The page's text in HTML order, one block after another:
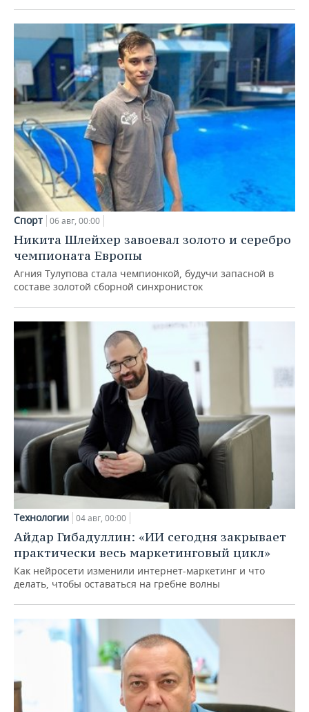
Спорт 06 авг, 00:00
Никита Шлейхер завоевал золото и серебро
чемпионата Европы
Агния Тулупова стала чемпионкой, будучи запасной в
составе золотой сборной синхронисток
Технологии 04 авг, 00:00
Айдар Гибадуллин: «ИИ сегодня закрывает
практически весь маркетинговый цикл»
Как нейросети изменили интернет-маркетинг и что
делать, чтобы оставаться на гребне волны